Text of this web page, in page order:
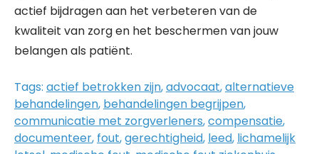
actief bijdragen aan het verbeteren van de
kwaliteit van zorg en het beschermen van jouw
belangen als patiënt.
Tags: actief betrokken zijn,advocaat,alternatieve
behandelingen, behandelingen begrijpen,
communicatie met zorgverleners,compensatie,
documenteer, fout,gerechtigheid, leed, lichamelijk